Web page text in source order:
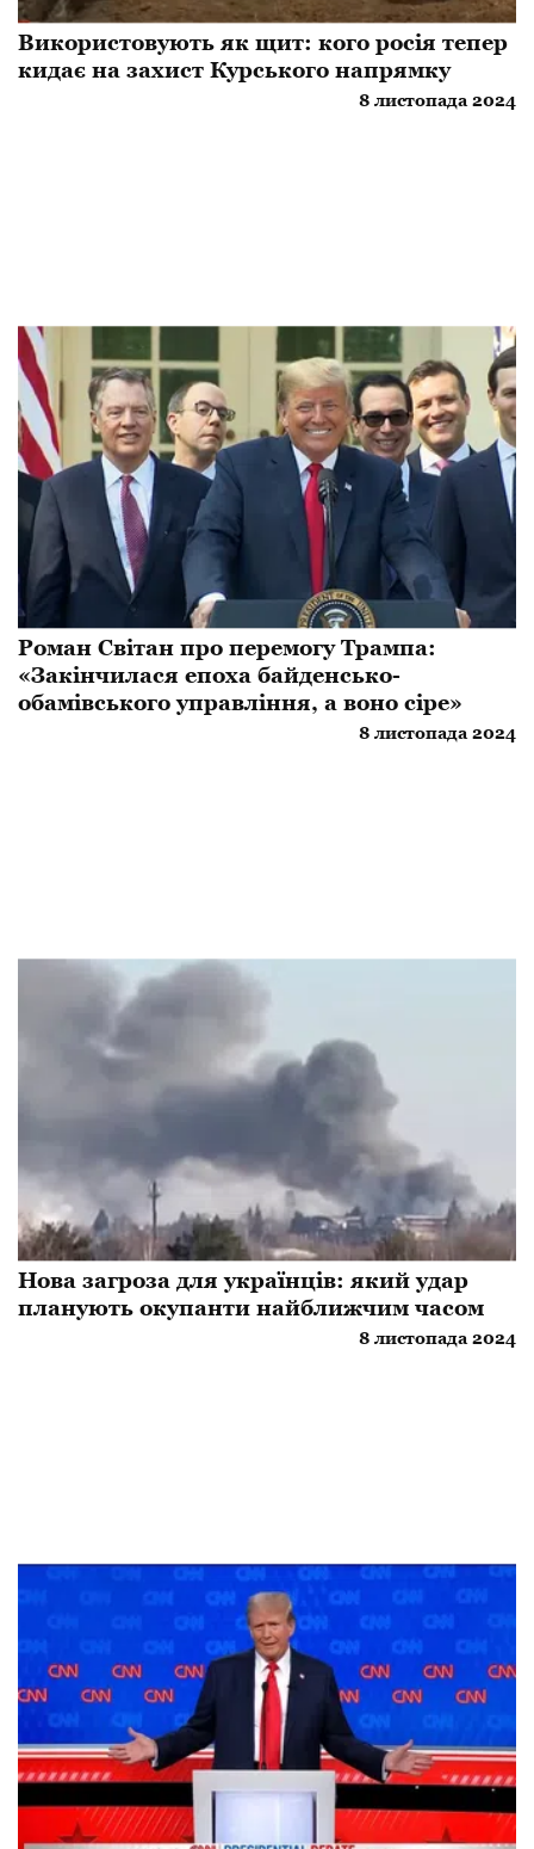
Використовують як щит: кого росія тепер
кидає на захист Курського напрямку
8 листопада 2024
Роман Світан про перемогу Трампа:
«Закінчилася епоха байденсько-
обамівського управління, а воно сіре»
8 листопада 2024
Нова загроза для українців: який удар
планують окупанти найближчим часом
8 листопада 2024